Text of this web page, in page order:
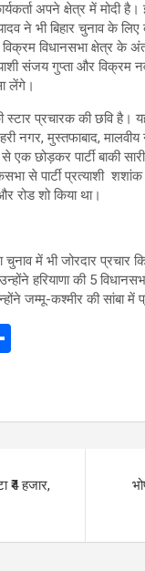
अपने क्षेत्र में मोदी
ने भी बिहार चुनाव के
विधानसभा क्षेत्र के
संजय गुप्ता और विक्रम
लेंगे।
स्टार प्रचारक की छवि
नगर, मुस्तफाबाद,
से एक छोड़कर पार्टी
से पार्टी प्रत्याशी
रोड शो किया था।
में भी जोरदार प्रचार
हरियाणा की 5
जम्मू-कश्मीर की सांबा में
e
₹4 हजार,